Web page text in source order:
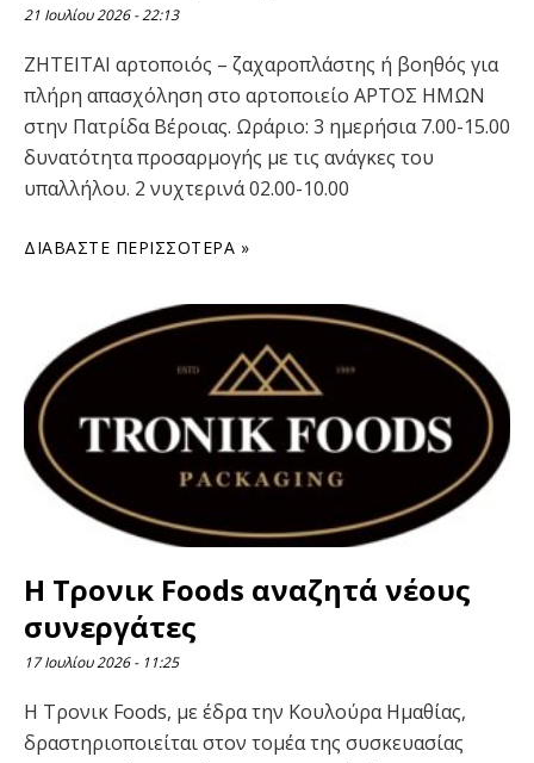
21 Ιουλίου 2026 22:13
ΖΗΤΕΙΤΑΙ αρτοποιός – ζαχαροπλάστης ή βοηθός για
πλήρη απασχόληση στο αρτοποιείο ΑΡΤΟΣ ΗΜΩΝ
στην Πατρίδα Βέροιας. Ωράριο: 3 ημερήσια 7.00-15.00
δυνατότητα προσαρμογής με τις ανάγκες του
υπαλλήλου. 2 νυχτερινά 02.00-10.00
ΔΙΑΒΆΣΤΕ ΠΕΡΙΣΣΌΤΕΡΑ »
Η Tρονικ Foods αναζητά νέους
συνεργάτες
17 Ιουλίου 2026 11:25
Η Tρονικ Foods, με έδρα την Κουλούρα Ημαθίας,
δραστηριοποιείται στον τομέα της συσκευασίας